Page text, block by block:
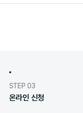
STEP 03
온라인 신청